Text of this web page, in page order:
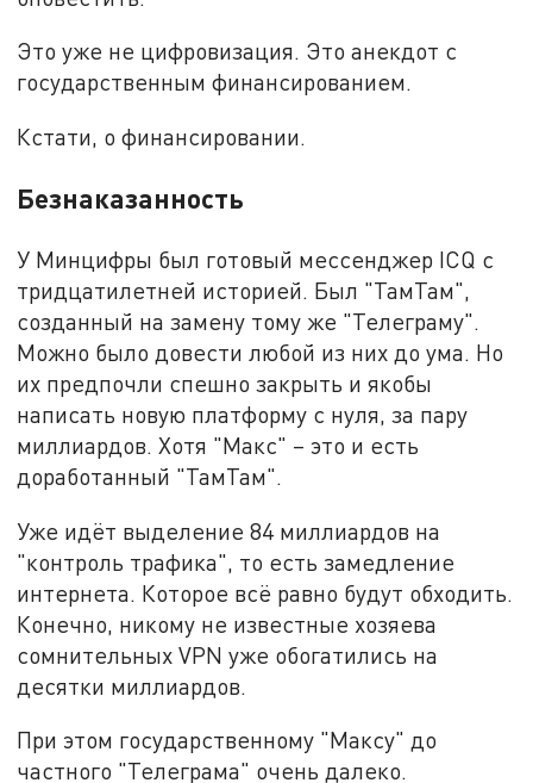
Это уже не цифровизация. Это анекдот с
государственным финансированием.
Кстати, о финансировании.
Безнаказанность
У Минцифры был готовый мессенджер ICQ с
тридцатилетней историей. Был "ТамТам",
созданный на замену тому же "Телеграму".
Можно было довести любой из них до ума. Но
их предпочли спешно закрыть и якобы
написать новую платформу с нуля, за пару
миллиардов. Хотя "Макс" – это и есть
доработанный "ТамТам".
Уже идёт выделение 84 миллиардов на
"контроль трафика", то есть замедление
интернета. Которое всё равно будут обходить.
Конечно, никому не известные хозяева
сомнительных VPN уже обогатились на
десятки миллиардов.
При этом государственному "Максу" до
частного "Телеграма" очень далеко.